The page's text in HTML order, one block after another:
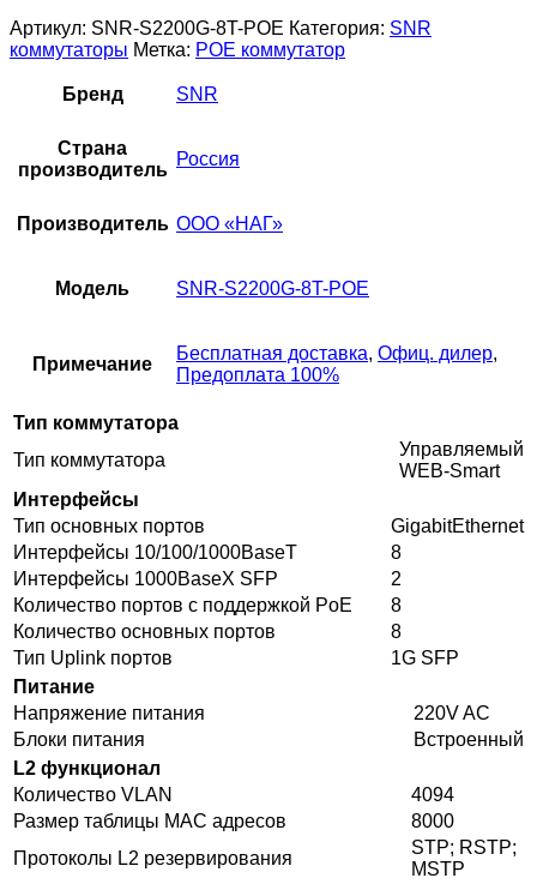
Артикул: SNR-S2200G-8T-POE Категория: SNR
коммутаторы Метка: POE коммутатор
Бренд SNR
Страна
производитель
Россия
Производитель ООО «НАГ»
Модель SNR-S2200G-8T-POE
Примечание
Бесплатная доставка, Офиц. дилер,
Предоплата 100%
Тип коммутатора
Тип коммутатора
Управляемый
WEB-Smart
Интерфейсы
Тип основных портов
GigabitEthernet
Интерфейсы 10/100/1000BaseT
8
Интерфейсы 1000BaseX SFP
2
Количество портов с поддержкой PoE
8
Количество основных портов
8
Тип Uplink портов
1G SFP
Питание
Напряжение питания
220V AC
Блоки питания
Встроенный
L2 функционал
Количество VLAN
4094
Размер таблицы MAC адресов
8000
Протоколы L2 резервирования
STP; RSTP;
MSTP